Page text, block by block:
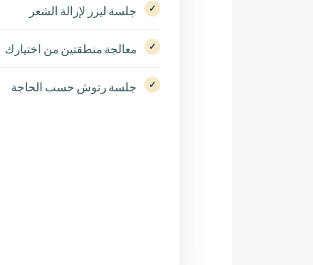
جلسة ليزر لإزالة الشعر
معالجة منطقتين من اختيارك
جلسة رتوش حسب الحاجة